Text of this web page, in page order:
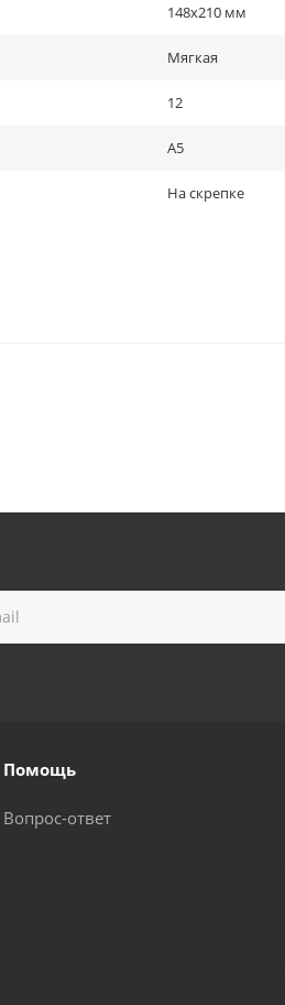
148х210 мм
Мягкая
12
A5
На скрепке
Помощь
Вопрос-ответ